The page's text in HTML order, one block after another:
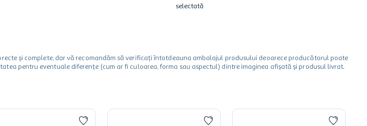
selectată
și complete, dar vă recomandăm să verificați întotdeauna ambalajul produsului deoarece producătorul poate
pentru eventuale diferențe (cum ar fi culoarea, forma sau aspectul) dintre imaginea afișată și produsul livrat.